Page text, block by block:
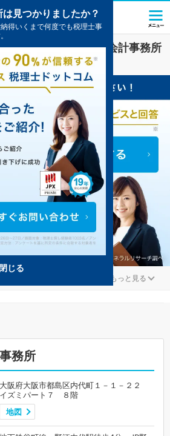
市都島区の税理士・会計事務所
もっと見る
務所
大阪府大阪市都島区内代町１－１－２２
イズミパート７ ８階
地図
見つかりましたか？
得いくまで何度でも税理士事
じる